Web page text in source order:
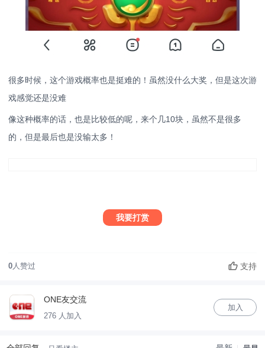
很多时候，这个游戏概率也是挺难的！虽然没什么大奖，但是这次游
戏感觉还是没难
像这种概率的话，也是比较低的呢，来个几10块，虽然不是很多
的，但是最后也是没输太多！
我要打赏
0人赞过 支持
ONE友交流
276 人加入
加入